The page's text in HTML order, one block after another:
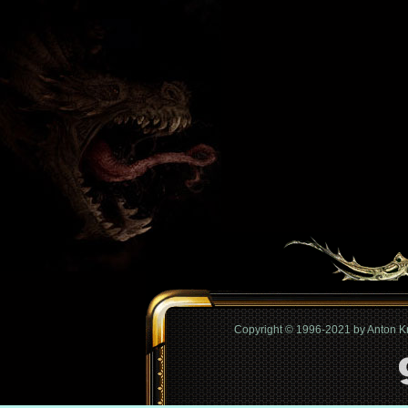
Copyright © 1996-2021 by Anton